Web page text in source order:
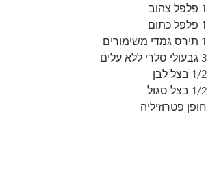
1 פלפל צהוב
1 פלפל כתום
1 תירס גמדי משימורים
3 גבעולי סלרי ללא עלים
1/2 בצל לבן
1/2 בצל סגול
חופן פטרוזיליה